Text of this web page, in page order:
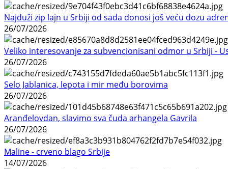
Najduži zip lajn u Srbiji od sada donosi još veću dozu
26/07/2026
Veliko interesovanje za subvencionisani odmor u Srbiji -
26/07/2026
Selo Jablanica, lepota i mir među borovima
26/07/2026
Aranđelovdan, slavimo sva čuda arhangela Gavrila
26/07/2026
Maline - crveno blago Srbije
14/07/2026